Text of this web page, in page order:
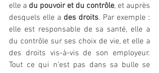
elle a du pouvoir et du contrôle, et auprès
desquels elle a des droits. Par exemple :
elle est responsable de sa santé, elle a
du contrôle sur ses choix de vie, et elle a
des droits vis-à-vis de son employeur.
Tout ce qui n'est pas dans sa bulle se